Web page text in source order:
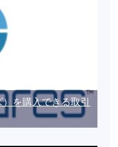
を購入できる取引